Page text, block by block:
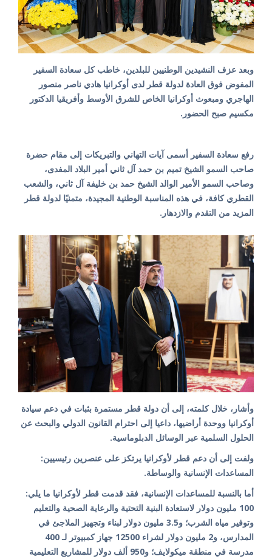
وبعد عزف النشيدين الوطنيين للبلدين، خاطب كل سعادة السفير
المفوض فوق العادة لدولة قطر لدى أوكرانيا هادي ناصر منصور
الهاجري ومبعوث أوكرانيا الخاص للشرق الأوسط وأفريقيا الدكتور
مكسيم صبح الحضور.
رفع سعادة السفير أسمى آيات التهاني والتبريكات إلى مقام حضرة
صاحب السمو الشيخ تميم بن حمد آل ثاني أمير البلاد المفدى،
وصاحب السمو الأمير الوالد الشيخ حمد بن خليفة آل ثاني، والشعب
القطري كافة، في هذه المناسبة الوطنية المجيدة، متمنيًا لدولة قطر
المزيد من التقدم والازدهار.
وأشار، خلال كلمته، إلى أن دولة قطر مستمرة بثبات في دعم سيادة
أوكرانيا ووحدة أراضيها، داعيا إلى احترام القانون الدولي والبحث عن
الحلول السلمية عبر الوسائل الدبلوماسية.
ولفت إلى أن دعم قطر لأوكرانيا يرتكز على عنصرين رئيسيين:
المساعدات الإنسانية والوساطة.
أما بالنسبة للمساعدات الإنسانية، فقد قدمت قطر لأوكرانيا ما يلي:
100 مليون دولار لاستعادة البنية التحتية والرعاية الصحية والتعليم
وتوفير مياه الشرب؛ و3.5 مليون دولار لبناء وتجهيز الملاجئ في
المدارس، و2 مليون دولار لشراء 12500 جهاز كمبيوتر لـ 400
مدرسة في منطقة ميكولايف؛ و950 ألف دولار للمشاريع التعليمية